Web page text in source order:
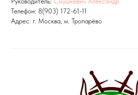
Телефон: 8(903) 172-61-11
Адрес: г. Москва, м. Тропарёво